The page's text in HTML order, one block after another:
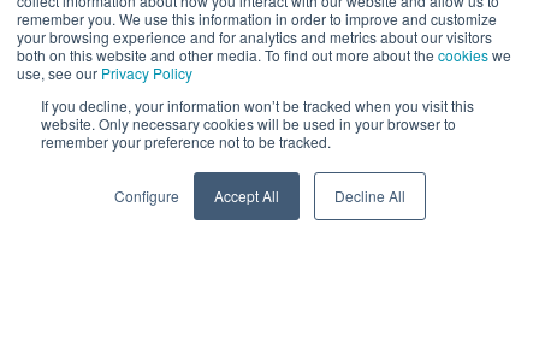
remember you. We use this information in order to improve and customize
your browsing experience and for analytics and metrics about our visitors
both on this website and other media. To find out more about the cookieswe
use, see our Privacy Policy
If you decline, your information won’t be tracked when you visit this
website. Only necessary cookies will be used in your browser to
remember your preference not to be tracked.
Configure Accept All Decline All
técnicas de la solución.
Colabora en definiciones arquitectónicas
Resuelve problemas técnicos, analizando
posibles soluciones mediante el uso de
procesos estandarizados.
Interpretación de documentación de análisis,
diagramas de flujos de datos, diseño de
modelos de entidad relación y herramientas de